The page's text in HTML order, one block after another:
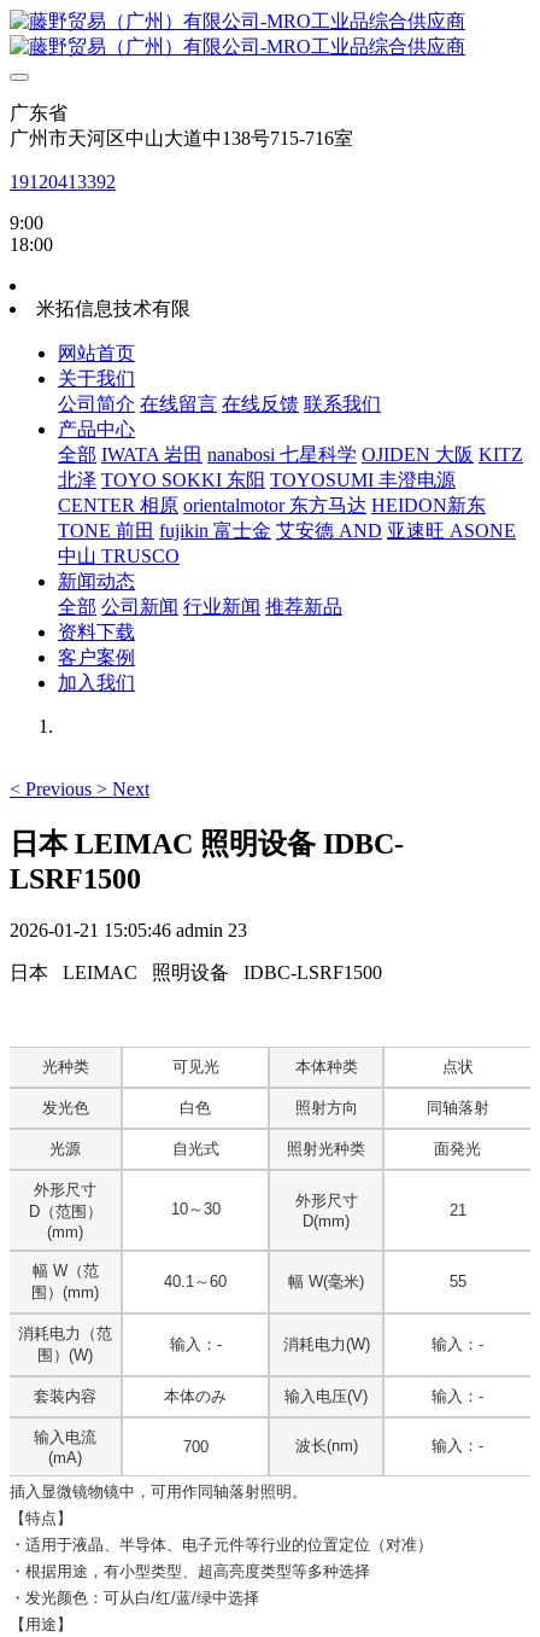
广东省
广州市天河区中山大道中138号715-716室
19120413392
9:00
18:00
米拓信息技术有限
网站首页
关于我们
公司简介 在线留言 在线反馈 联系我们
产品中心
全部 IWATA 岩田 nanabosi 七星科学 OJIDEN 大阪 KITZ
北泽 TOYO SOKKI 东阳 TOYOSUMI 丰澄电源
CENTER 相原 orientalmotor 东方马达 HEIDON新东
TONE 前田 fujikin 富士金 艾安德 AND 亚速旺 ASONE
中山 TRUSCO
新闻动态
全部 公司新闻 行业新闻 推荐新品
资料下载
客户案例
加入我们
< Previous > Next
日本 LEIMAC 照明设备 IDBC-
LSRF1500
2026-01-21 15:05:46 admin 23
日本 LEIMAC 照明设备 IDBC-LSRF1500
光种类 可见光 本体种类 点状
发光色 白色 照射方向 同轴落射
光源 自光式 照射光种类 面発光
外形尺寸
D（范围）
(mm)
10～30
外形尺寸
D(mm)
21
幅 W（范
围）(mm)
40.1～60 幅 W(毫米) 55
消耗电力（范
围）(W)
输入：- 消耗电力(W) 输入：-
套装内容 本体のみ 输入电压(V) 输入：-
输入电流
(mA)
700 波长(nm) 输入：-
插入显微镜物镜中，可用作同轴落射照明。
【特点】
・适用于液晶、半导体、电子元件等行业的位置定位（对准）
・根据用途，有小型类型、超高亮度类型等多种选择
・发光颜色：可从白/红/蓝/绿中选择
【用途】